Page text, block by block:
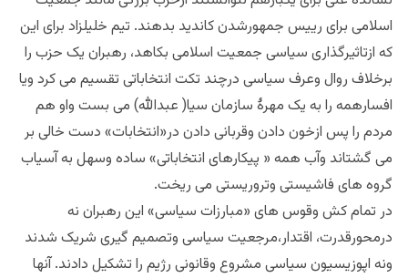
اسلامی برای رییس جمهورشدن کاندید بدهند. تیم خلیلزاد برای این
که ازتاثیرگذاری سیاسی جمعیت اسلامی بکاهد، رهبران یک حزب را
برخلاف روال وعرف سیاسی درچند تکت انتخاباتی تقسیم می کرد ویا
افسارهمه را به یک مهرۀ سازمان سیا( عبدالله) می بست واو هم
مردم را پس ازخون دادن وقربانی دادن در«انتخابات» دست خالی بر
می گشتاند وآب همه « پیکارهای انتخاباتی» ساده وسهل به آسیاب
گروه های فاشیستی وتروریستی می ریخت.
در تمام کش وقوس های «مبارزات سیاسی» این رهبران نه
درمحورقدرت، اقتدار،مرجعیت سیاسی وتصمیم گیری شریک شدند
ونه اپوزیسیون سیاسی مشروع وقانونی رژیم را تشکیل دادند. آنها